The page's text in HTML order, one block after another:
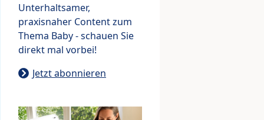
Unterhaltsamer,
praxisnaher Content zum
Thema Baby - schauen Sie
direkt mal vorbei!
Jetzt abonnieren